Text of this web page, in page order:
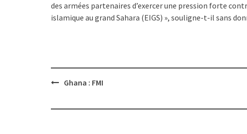
des armées partenaires d’exercer une pression forte
islamique au grand Sahara (EIGS) », souligne-t-il sans
PostGhana : FMI